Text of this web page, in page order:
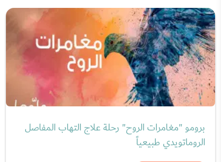
برومو "مغامرات الروح" رحلة علاج التهاب المفاصل
الروماتويدي طبيعياً